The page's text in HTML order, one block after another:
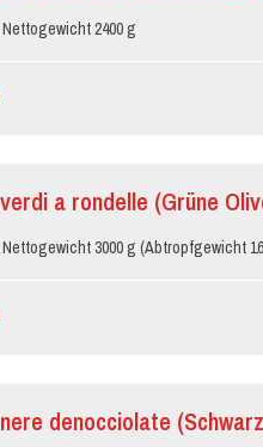
2400 g
a rondelle (Grüne
3000 g (Abtropfgewicht
denocciolate